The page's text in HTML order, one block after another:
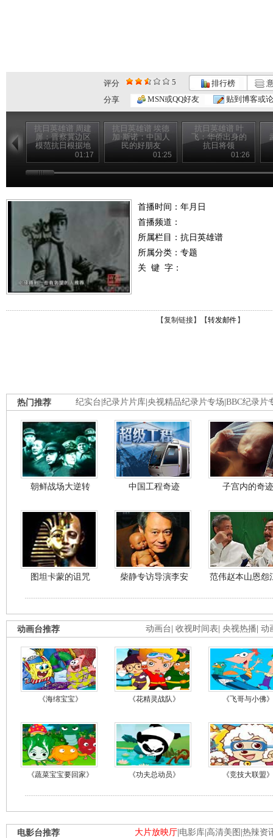
评分 5 排行榜
分享
MSN或QQ好友 贴到博客或
抗日英雄谱 周建
屏：晋察冀边区
模范抗日根据地
的创建人01:17
抗日英雄谱 埃德
加·斯诺：中国人
民的好朋友
01:25
抗日英雄谱 叶
飞：华侨出身的
抗日将领
01:26
首播时间：年月日
首播频道：
所属栏目： 抗日英雄谱
所属分类：专题
关 键 字：
【复制链接】【转发邮件 】
纪实台 纪录片片库 央视精品纪录片专场 BBC纪录片
热门推荐
朝鲜战场大逆转 中国工程奇迹 子宫内的奇迹
图坦卡蒙的诅咒 柴静专访导演李安 范伟赵本山恩怨
动画台 收视时间表 央视热播 动
动画台推荐
《海绵宝宝》 《花精灵战队》 《飞哥与小佛》
《蔬菜宝宝要回家》 《功夫总动员》 《竞技大联盟》
大片放映厅 电影库 高清美图 热辣资
电影台推荐